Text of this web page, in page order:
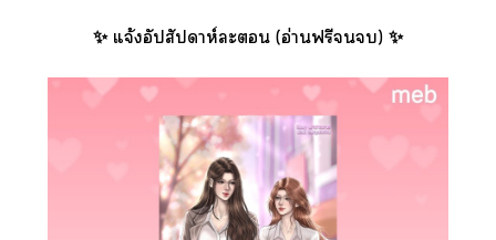
✨ แจ้งอัปสัปดาห์ะ (อ่านฟรี) ✨